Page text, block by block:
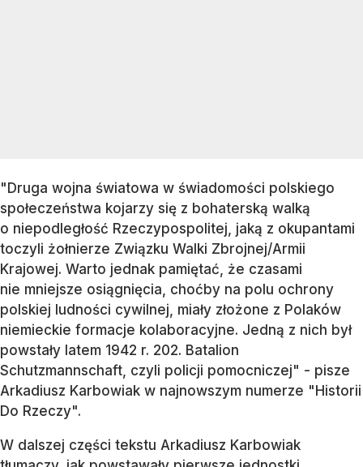
"Druga wojna światowa w świadomości polskiego
społeczeństwa kojarzy się z bohaterską walką
o niepodległość Rzeczypospolitej, jaką z okupantami
toczyli żołnierze Związku Walki Zbrojnej/Armii
Krajowej. Warto jednak pamiętać, że czasami
nie mniejsze osiągnięcia, choćby na polu ochrony
polskiej ludności cywilnej, miały złożone z Polaków
niemieckie formacje kolaboracyjne. Jedną z nich był
powstały latem 1942 r. 202. Batalion
Schutzmannschaft, czyli policji pomocniczej" - pisze
Arkadiusz Karbowiak w najnowszym numerze "Historii
Do Rzeczy".
W dalszej części tekstu Arkadiusz Karbowiak